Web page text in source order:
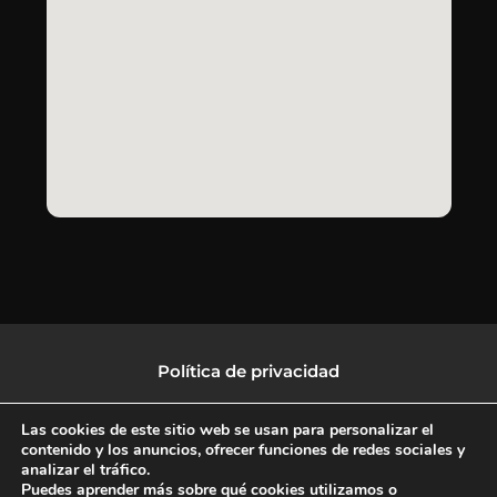
Política de privacidad
Política de protección de datos
Las cookies de este sitio web se usan para personalizar el
contenido y los anuncios, ofrecer funciones de redes sociales y
analizar el tráfico.
Puedes aprender más sobre qué cookies utilizamos o